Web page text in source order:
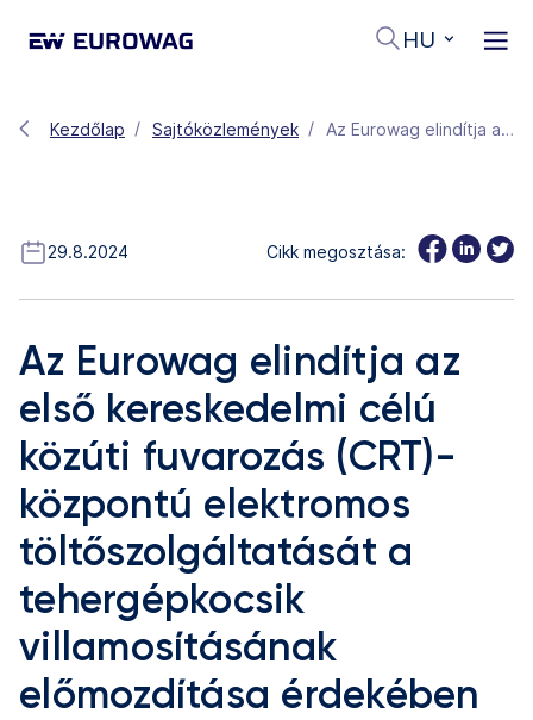
HU
Kezdőlap Sajtóközlemények Az Eurowag elindítja az első kereskedelmi célú közúti fuvarozás (CRT)-központú elektromos töltőszolgáltatását a tehergépkocsik villamosításának előmozdítása érdekében
29.8.2024 Cikk megosztása:
Az Eurowag elindítja az
első kereskedelmi célú
közúti fuvarozás (CRT)-
központú elektromos
töltőszolgáltatását a
tehergépkocsik
villamosításának
előmozdítása érdekében